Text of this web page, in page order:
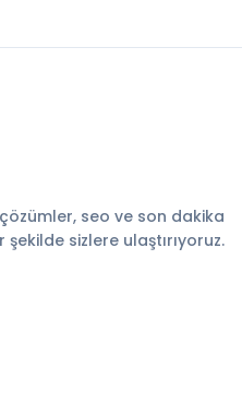
seo ve son dakika
şekilde sizlere ulaştırıyoruz.